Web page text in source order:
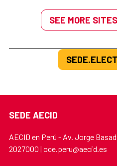
SEE MORE
SEDE AECID
AECID en Perú - Av. Jorge
2027000 | oce.peru@aecid.es